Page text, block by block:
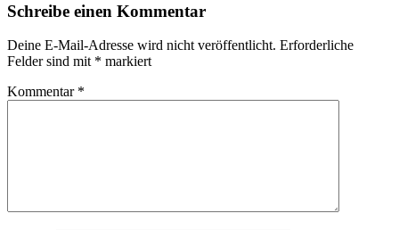
Schreibe einen Kommentar
Deine E-Mail-Adresse wird nicht veröffentlicht. Erforderliche
Felder sind mit * markiert
Kommentar *